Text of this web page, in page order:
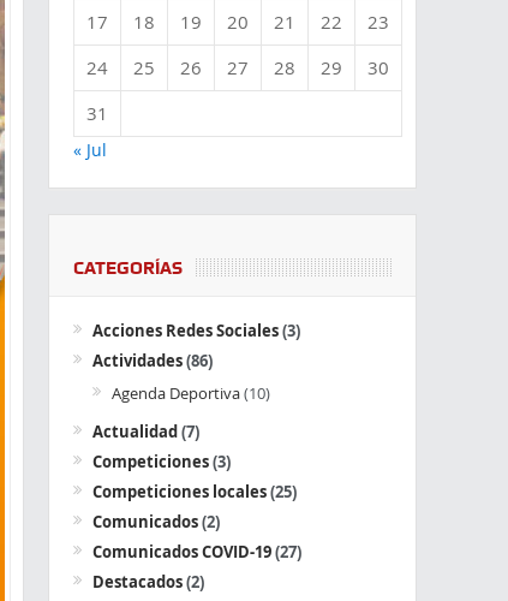
17
18 19 20 21 22
23
24
25 26 27 28 29
30
31
« Jul
CATEGORÍAS
Acciones Redes Sociales(3)
Actividades(86)
Agenda Deportiva(10)
Actualidad(7)
Competiciones(3)
Competiciones locales(25)
Comunicados(2)
Comunicados COVID-19(27)
Destacados(2)